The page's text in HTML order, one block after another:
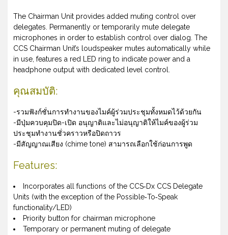
The Chairman Unit provides added muting control over
delegates. Permanently or temporarily mute delegate
microphones in order to establish control over dialog. The
CCS Chairman Unit’s loudspeaker mutes automatically while
in use, features a red LED ring to indicate power and a
headphone output with dedicated level control.
คุณสมบัติ:
-รวมฟังก์ชั่นการทำงานของไมค์ผู้ร่วมประชุมทั้งหมดไว้ด้วยกัน
-มีปุ่มควบคุมปิด-เปิด อนุญาติและไม่อนุญาติให้ไมค์ของผู้ร่วม
ประชุมทำงานชั่วคราวหรือปิดถาวร
-มีสัญญาณเสียง (chime tone) สามารถเลือกใช้ก่อนการพูด
Features:
Incorporates all functions of the CCS‑Dx CCS Delegate
Units (with the exception of the Possible‑To‑Speak
functionality/LED)
Priority button for chairman microphone
Temporary or permanent muting of delegate